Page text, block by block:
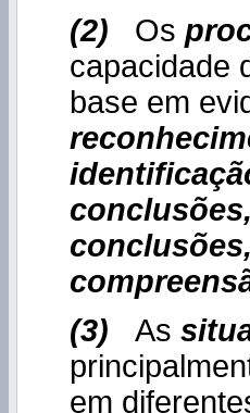
(2) Os
capacidade
base em
(3) As
em